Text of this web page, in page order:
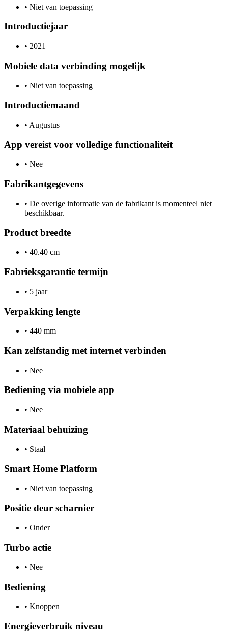
• Niet van toepassing
Introductiejaar
• 2021
Mobiele data verbinding mogelijk
• Niet van toepassing
Introductiemaand
• Augustus
App vereist voor volledige functionaliteit
• Nee
Fabrikantgegevens
• De overige informatie van de fabrikant is momenteel niet
beschikbaar.
Product breedte
• 40.40 cm
Fabrieksgarantie termijn
• 5 jaar
Verpakking lengte
• 440 mm
Kan zelfstandig met internet verbinden
• Nee
Bediening via mobiele app
• Nee
Materiaal behuizing
• Staal
Smart Home Platform
• Niet van toepassing
Positie deur scharnier
• Onder
Turbo actie
• Nee
Bediening
• Knoppen
Energieverbruik niveau